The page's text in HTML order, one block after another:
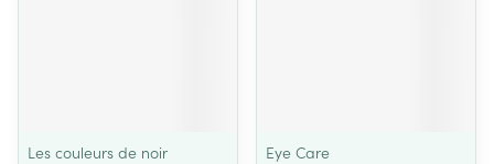
Les couleurs de noir
Eye Care